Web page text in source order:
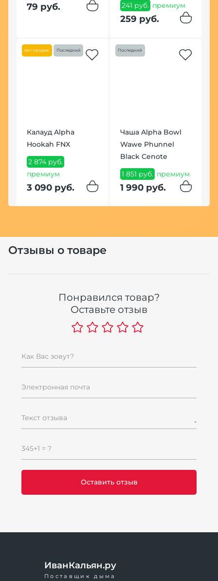
79 руб. 241 руб. премиум
259 руб.
Хит продаж Последний
Калауд Alpha
Hookah FNX
2 874 руб.
премиум
3 090 руб.
Последний
Чаша Alpha Bowl
Wawe Phunnel
Black Cenote
1 851 руб. премиум
1 990 руб.
Отзывы о товаре
Понравился товар?
Оставьте отзыв
Как Вас зовут?
Электронная почта
Текст отзыва
345+1 = ?
ИванКальян.ру
Поставщик дыма